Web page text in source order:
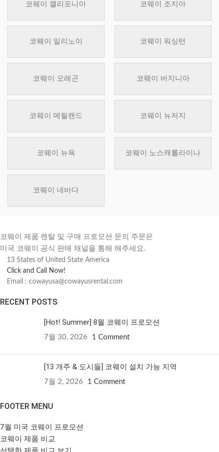
코웨이 캘리포니아 코웨이 조지아
코웨이 일리노이 코웨이 워싱턴
코웨이 오레곤 코웨이 버지니아
코웨이 메릴랜드 코웨이 뉴저지
코웨이 뉴욕 코웨이 노스캐롤라이나
코웨이 네바다
코웨이 제품 렌탈 및 구매 프로모션 문의 주문은
미국 코웨이 공식 판매 채널을 통해 해주세요.
13 States of United State America
Click and Call Now!
Email : cowayusa@cowayusrental.com
RECENT POSTS
[Hot! Summer] 8월 코웨이 프로모션
7월 30, 2026 1 Comment
[13 개주 & 도시들] 코웨이 설치 가능 지역
7월 2, 2026 1 Comment
FOOTER MENU
7월 미국 코웨이 프로모션
코웨이 제품 비교